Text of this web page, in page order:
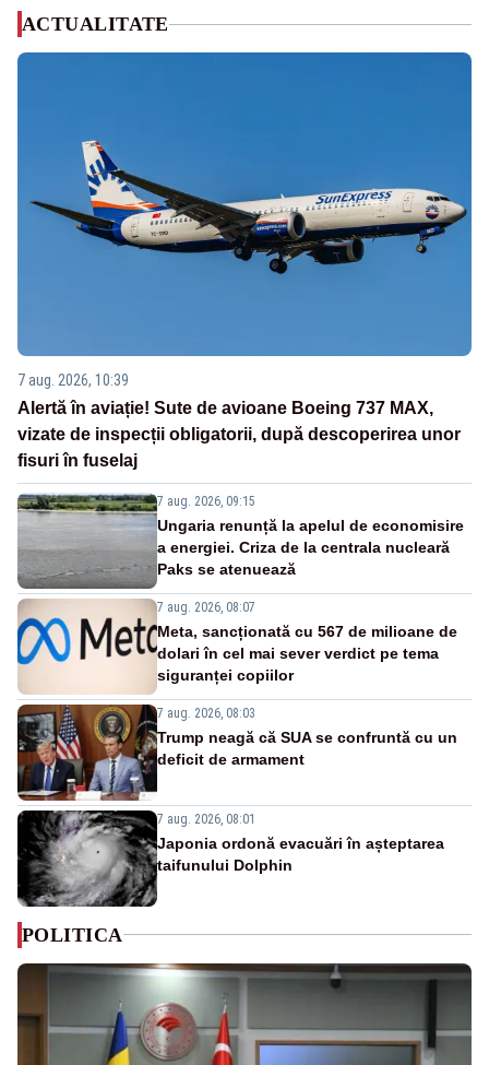
ACTUALITATE
7 aug. 2026, 10:39
Alertă în aviație! Sute de avioane Boeing 737 MAX,
vizate de inspecții obligatorii, după descoperirea unor
fisuri în fuselaj
7 aug. 2026, 09:15
Ungaria renunță la apelul de economisire
a energiei. Criza de la centrala nucleară
Paks se atenuează
7 aug. 2026, 08:07
Meta, sancționată cu 567 de milioane de
dolari în cel mai sever verdict pe tema
siguranței copiilor
7 aug. 2026, 08:03
Trump neagă că SUA se confruntă cu un
deficit de armament
7 aug. 2026, 08:01
Japonia ordonă evacuări în așteptarea
taifunului Dolphin
POLITICA